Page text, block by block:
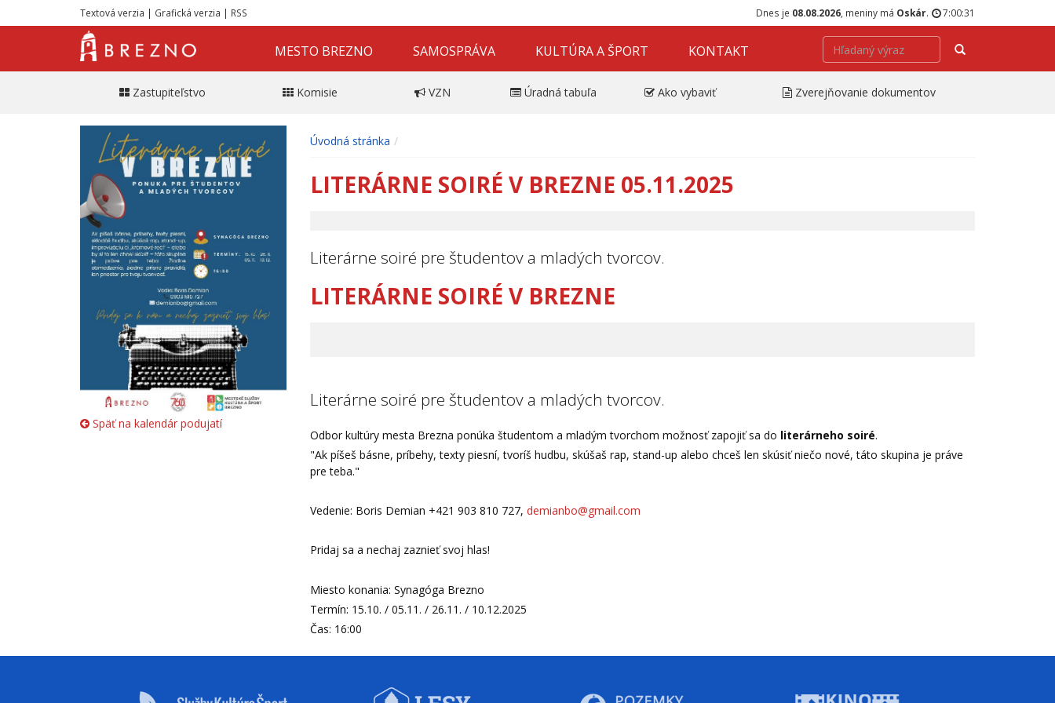
Textová verzia | Grafická verzia | RSS Dnes je 08.08.2026 , meniny má Oskár. 7:00:31
MESTO BREZNO SAMOSPRÁVA KULTÚRA A ŠPORT KONTAKT Hľadať
Zastupiteľstvo Komisie VZN Úradná tabuľa Ako vybaviť Zverejňovanie dokumentov
Späť na kalendár podujatí
Úvodná stránka
LITERÁRNE SOIRÉ V BREZNE 05.11.2025
Literárne soiré pre študentov a mladých tvorcov.
LITERÁRNE SOIRÉ V BREZNE
Literárne soiré pre študentov a mladých tvorcov.
Odbor kultúry mesta Brezna ponúka študentom a mladým tvorchom možnosť zapojiť sa do literárneho soiré.
"Ak píšeš básne, príbehy, texty piesní, tvoríš hudbu, skúšaš rap, stand-up alebo chceš len skúsiť niečo nové, táto skupina je práve
pre teba."
Vedenie: Boris Demian +421 903 810 727, demianbo@gmail.com
Pridaj sa a nechaj zaznieť svoj hlas!
Miesto konania: Synagóga Brezno
Termín: 15.10. / 05.11. / 26.11. / 10.12.2025
Čas: 16:00